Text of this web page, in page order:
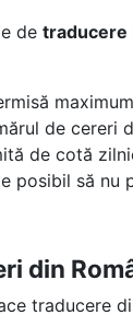
detraducere
de cereri
de cotă
posibil să nu
din
traducere